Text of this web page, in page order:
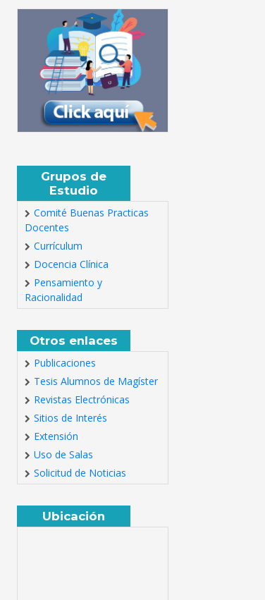
Grupos de
Estudio
Comité Buenas Practicas
Docentes
Currículum
Docencia Clínica
Pensamiento y
Racionalidad
Otros enlaces
Publicaciones
Tesis Alumnos de Magíster
Revistas Electrónicas
Sitios de Interés
Extensión
Uso de Salas
Solicitud de Noticias
Ubicación